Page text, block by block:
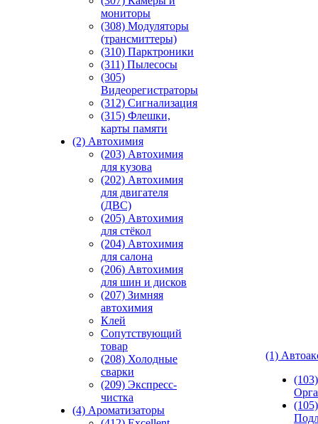
мониторы
(308) Модуляторы
(трансмиттеры)
(310) Парктроники
(311) Пылесосы
(305)
Видеорегистраторы
(312) Сигнализация
(315) Флешки,
карты памяти
(2) Автохимия
(203) Автохимия
для кузова
(202) Автохимия
для двигателя
(ДВС)
(205) Автохимия
для стёкол
(204) Автохимия
для салона
(206) Автохимия
для шин и дисков
(207) Зимняя
автохимия
Клей
Сопутствующий
товар
(208) Холодные
сварки
(209) Экспреcс-
чистка
(4) Ароматизаторы
(1)
(105)